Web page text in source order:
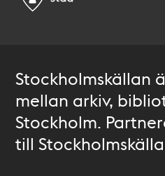
Stockholmskällan
mellan arkiv,
Stockholm.
till